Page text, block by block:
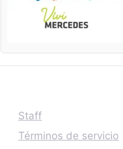
Staff
Términos de servicio